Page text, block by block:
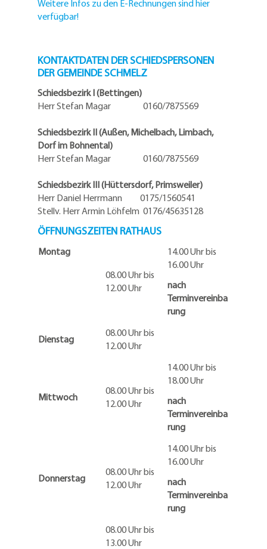
Weitere Infos zu den E-Rechnungen sind hier
verfügbar!
KONTAKTDATEN DER SCHIEDSPERSONEN
DER GEMEINDE SCHMELZ
Schiedsbezirk I (Bettingen)
Herr Stefan Magar 0160/7875569
Schiedsbezirk II (Außen, Michelbach, Limbach,
Dorf im Bohnental)
Herr Stefan Magar 0160/7875569
Schiedsbezirk III (Hüttersdorf, Primsweiler)
Herr Daniel Herrmann 0175/1560541
Stellv. Herr Armin Löhfelm 0176/45635128
ÖFFNUNGSZEITEN RATHAUS
Montag
08.00 Uhr bis
12.00 Uhr
14.00 Uhr bis
16.00 Uhr
nach
Terminvereinba
rung
Dienstag
08.00 Uhr bis
12.00 Uhr
Mittwoch
08.00 Uhr bis
12.00 Uhr
14.00 Uhr bis
18.00 Uhr
nach
Terminvereinba
rung
Donnerstag
08.00 Uhr bis
12.00 Uhr
14.00 Uhr bis
16.00 Uhr
nach
Terminvereinba
rung
08.00 Uhr bis
13.00 Uhr